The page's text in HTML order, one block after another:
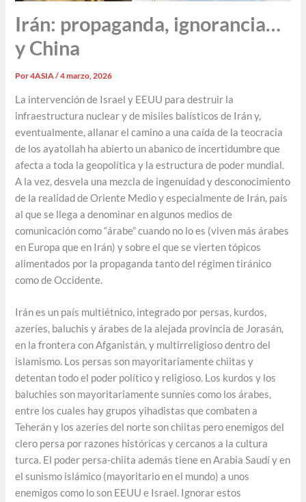
Irán: propaganda, ignorancia…
y China
Por4ASIA/4 marzo, 2026
La intervención de Israel y EEUU para destruir la
infraestructura nuclear y de misiles balísticos de Irán y,
eventualmente, allanar el camino a una caída de la teocracia
de los ayatollah ha abierto un abanico de incertidumbre que
afecta a toda la geopolítica y la estructura de poder mundial.
A la vez, desvela una mezcla de ingenuidad y desconocimiento
de la realidad de Oriente Medio y especialmente de Irán, país
al que se llega a denominar en algunos medios de
comunicación como “árabe” cuando no lo es (viven más árabes
en Europa que en Irán) y sobre el que se vierten tópicos
alimentados por la propaganda tanto del régimen tiránico
como de Occidente.
Irán es un país multiétnico, integrado por persas, kurdos,
azeríes, baluchis y árabes de la alejada provincia de Jorasán,
en la frontera con Afganistán, y multirreligioso dentro del
islamismo. Los persas son mayoritariamente chiitas y
detentan todo el poder político y religioso. Los kurdos y los
baluchies son mayoritariamente sunníes como los árabes,
entre los cuales hay grupos yihadistas que combaten a
Teherán y los azeríes del norte son chiitas pero enemigos del
clero persa por razones históricas y cercanos a la cultura
turca. El poder persa-chiita además tiene en Arabia Saudí y en
el sunismo islámico (mayoritario en el mundo) a unos
enemigos como lo son EEUU e Israel. Ignorar estos